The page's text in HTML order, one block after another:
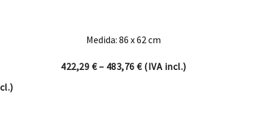
251,68 € through 295,24 €
Medida: 86 x 62 cm
422,29 €– 483,76€Price range: 422,29 € through
(IVA incl.)